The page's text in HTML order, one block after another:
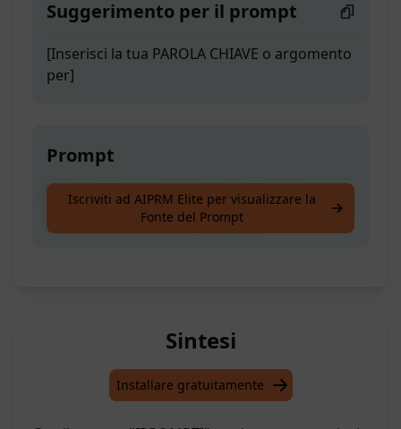
Suggerimento per il prompt
[Inserisci la tua PAROLA CHIAVE o argomento
per]
Prompt
Sviluppa un post del blog, fino a 1200 parole,
100% ottimizzato per Yoast SEO
Iscriviti ad AIPRM Elite per visualizzare la
Fonte del Prompt
Sintesi
Installare gratuitamente